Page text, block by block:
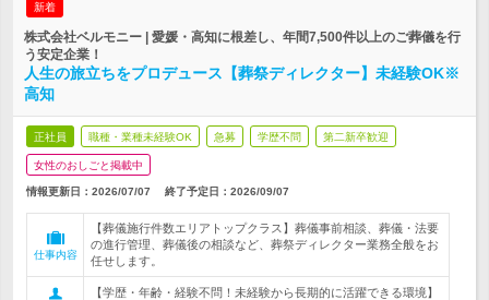
新着
株式会社ベルモニー | 愛媛・高知に根差し、年間7,500件以上のご葬儀を行
う安定企業！
人生の旅立ちをプロデュース【葬祭ディレクター】未経験OK※
高知
正社員 職種・業種未経験OK 急募 学歴不問 第二新卒歓迎
女性のおしごと掲載中
情報更新日：2026/07/07 終了予定日： 2026/09/07
仕事内容
【葬儀施行件数エリアトップクラス】葬儀事前相談、葬儀・法要
の進行管理、葬儀後の相談など、葬祭ディレクター業務全般をお
任せします。
【学歴・年齢・経験不問！未経験から長期的に活躍できる環境】